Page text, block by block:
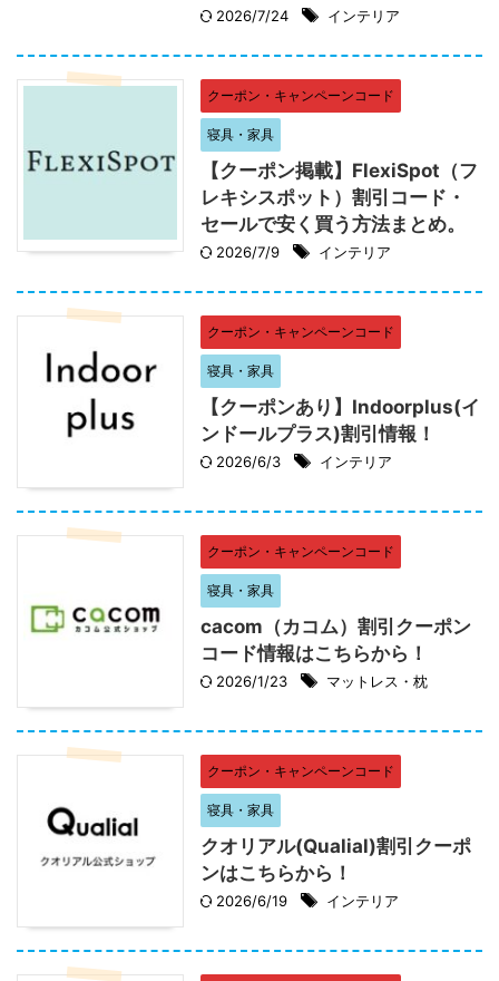
2026/7/24 インテリア
クーポン・キャンペーンコード
寝具・家具
【クーポン掲載】FlexiSpot（フ
レキシスポット）割引コード・
セールで安く買う方法まとめ。
2026/7/9 インテリア
クーポン・キャンペーンコード
寝具・家具
【クーポンあり】Indoorplus(イ
ンドールプラス)割引情報！
2026/6/3 インテリア
クーポン・キャンペーンコード
寝具・家具
cacom（カコム）割引クーポン
コード情報はこちらから！
2026/1/23 マットレス・枕
クーポン・キャンペーンコード
寝具・家具
クオリアル(Qualial)割引クーポ
ンはこちらから！
2026/6/19 インテリア